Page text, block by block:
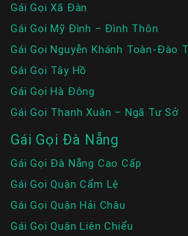
Gái Gọi Xã Đàn
Gái Gọi Mỹ Đình – Đình Thôn
Gái Gọi Nguyễn Khánh Toàn-Đào
Gái Gọi Tây Hồ
Gái Gọi Hà Đông
Gái Gọi Thanh Xuân – Ngã Tư Sở
Gái Gọi Đà Nẵng
Gái Gọi Đà Nẵng Cao Cấp
Gái Gọi Quận Cẩm Lệ
Gái Gọi Quận Hải Châu
Gái Gọi Quận Liên Chiểu